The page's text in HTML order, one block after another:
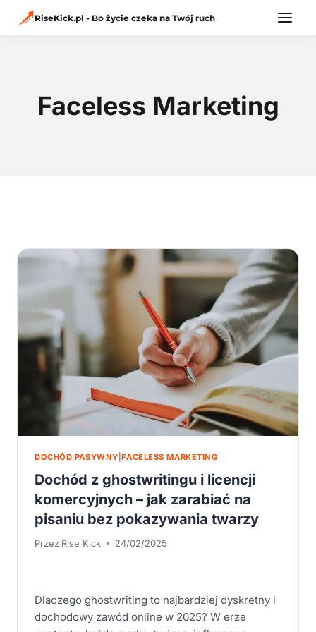
RiseKick.pl - Bo życie czeka na Twój ruch
Faceless Marketing
DOCHÓD PASYWNY |FACELESS MARKETING
Dochód z ghostwritingu i licencji
komercyjnych – jak zarabiać na
pisaniu bez pokazywania twarzy
Przez Rise Kick 24/02/2025
Dlaczego ghostwriting to najbardziej dyskretny i
dochodowy zawód online w 2025? W erze